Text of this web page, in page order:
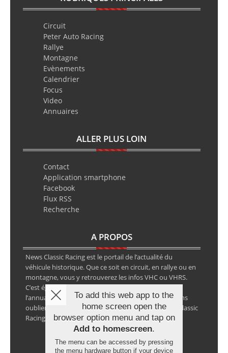
Circuit
Peter Auto Racing
Rallye
Montagne
Evènements
Calendrier
Focus
Video
Annuaires
ALLER PLUS LOIN
Contact
Application smartphone
Facebook
Flux RSS
Recherche
A PROPOS
News Classic Racing est le portail de l’actualité du
véhicule historique. Que ce soit en circuit, en rallye ou en
montagne, vous y retrouverez les infos VHC ou VHRS.
C’est également le calendrier des épreuves ainsi que
l’annuaire des spécialistes de la voiture ancienne, sans
oublier les petites annonces avec notre partenaire Classic
Racing Annonces.
To add this web app to the
home screen open the
browser option menu and tap on
Add to homescreen.
The menu can be accessed by pressing
the menu hardware button if your device